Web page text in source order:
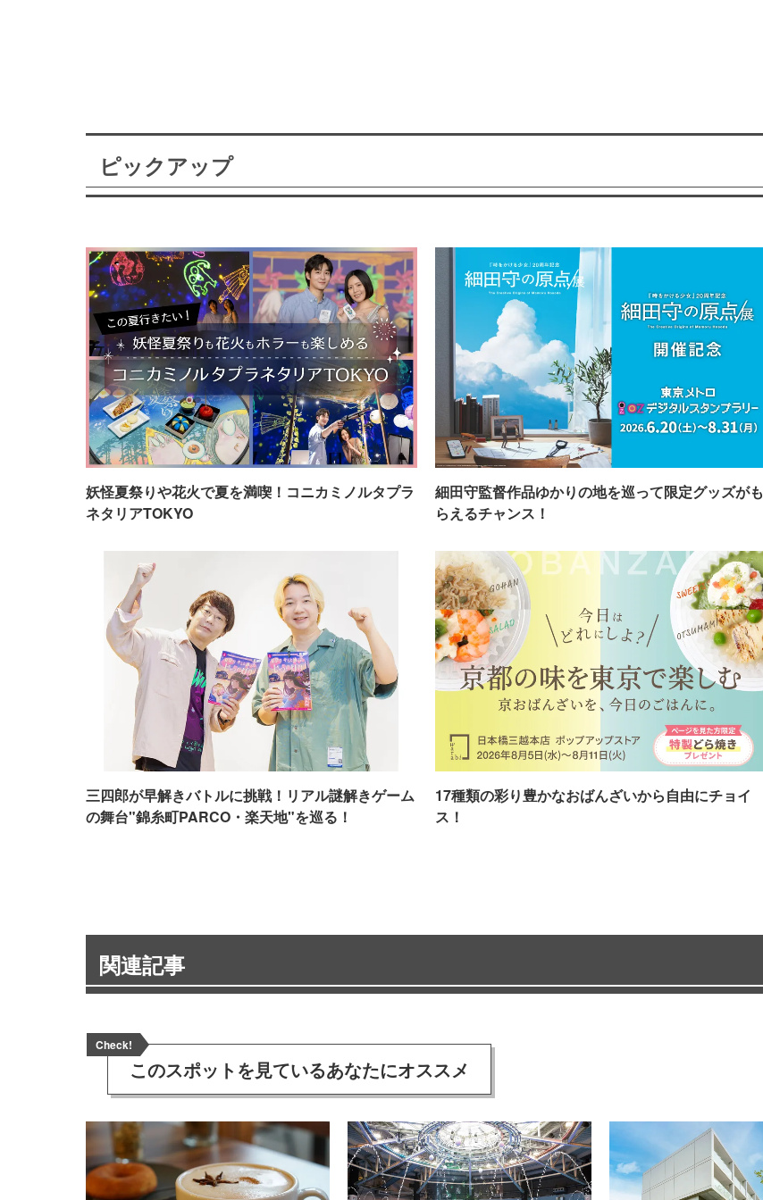
ピックアップ
妖怪夏祭りや花火で夏を満喫！コニカミノルタプラ
ネタリアTOKYO
細田守監督作品ゆかりの地を巡って限定グッズがも
らえるチャンス！
三四郎が早解きバトルに挑戦！リアル謎解きゲーム
の舞台"錦糸町PARCO・楽天地"を巡る！
17種類の彩り豊かなおばんざいから自由にチョイ
ス！
関連記事
Check!
このスポットを見ているあなたにオススメ